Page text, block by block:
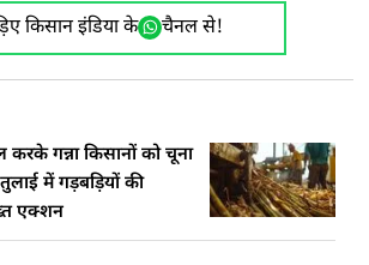
किसान इंडिया के चैनल से!
गन्ना किसानों को चूना
में गड़बड़ियों की
एक्शन